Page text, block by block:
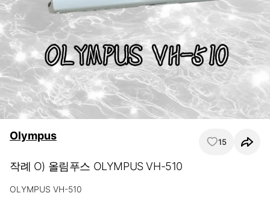
Olympus 15
작례 O) 올림푸스 OLYMPUS VH-510
OLYMPUS VH-510